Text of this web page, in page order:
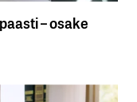
– osake